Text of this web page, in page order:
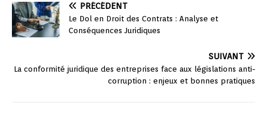
PRÉCÉDENT
Le Dol en Droit des Contrats : Analyse et
Conséquences Juridiques
SUIVANT
La conformité juridique des entreprises face aux législations anti-
corruption : enjeux et bonnes pratiques